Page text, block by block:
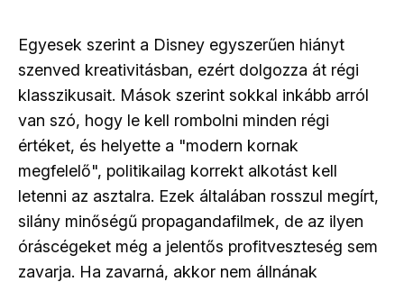
Egyesek szerint a Disney egyszerűen hiányt
szenved kreativitásban, ezért dolgozza át régi
klasszikusait. Mások szerint sokkal inkább arról
van szó, hogy le kell rombolni minden régi
értéket, és helyette a "modern kornak
megfelelő", politikailag korrekt alkotást kell
letenni az asztalra. Ezek általában rosszul megírt,
silány minőségű propagandafilmek, de az ilyen
óráscégeket még a jelentős profitveszteség sem
zavarja. Ha zavarná, akkor nem állnának